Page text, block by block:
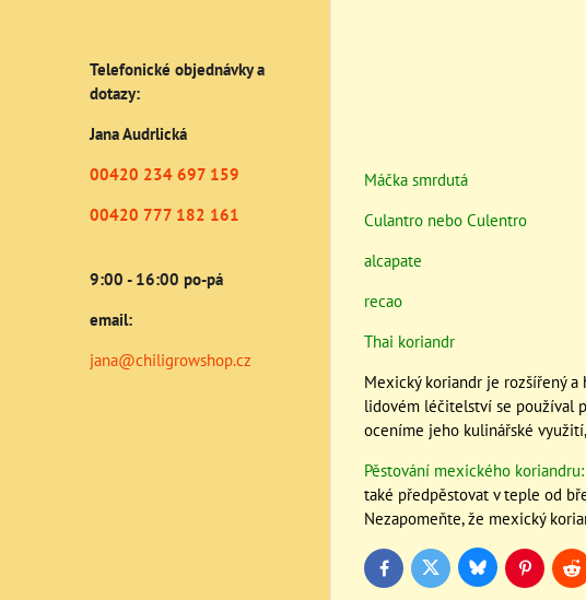
Máčka smrdutá
Culantro nebo Culentro
alcapate
recao
Thai koriandr
Mexický koriandr je rozšířený a
lidovém léčitelství se používal
oceníme jeho kulinářské
Pěstování mexického koriandru:
také předpěstovat v teple od
Nezapomeňte, že mexický
FacebookTwitter BlueskyPinterest
Telefonické objednávky a
dotazy:
Jana Audrlická
00420 234 697 159
00420 777 182 161
9:00 - 16:00 po-pá
email:
jana@chiligrowshop.cz